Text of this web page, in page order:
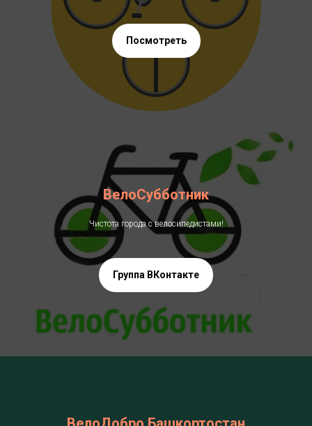
Посмотреть
ВелоСубботник
Чистота города с велосипедистами!
Группа ВКонтакте